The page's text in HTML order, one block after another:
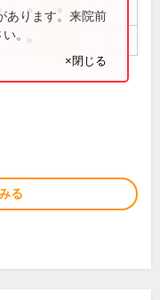
●
あります。来院前
。
×閉じる
る